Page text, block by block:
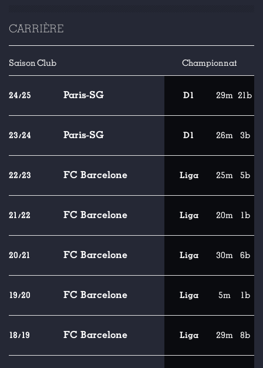
CARRIÈRE
SaisonClub Championnat
24/25 Paris-SG D1 29m 21b
23/24 Paris-SG D1 26m 3b
22/23 FC Barcelone Liga 25m 5b
21/22 FC Barcelone Liga 20m 1b
20/21 FC Barcelone Liga 30m 6b
19/20 FC Barcelone Liga 5m 1b
18/19 FC Barcelone Liga 29m 8b